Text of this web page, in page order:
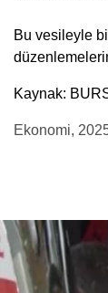
Bu vesileyle
Kaynak:
Ekonomi,